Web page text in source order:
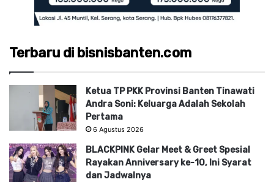
Terbaru di bisnisbanten.com
Ketua TP PKK Provinsi Banten Tinawati
Andra Soni: Keluarga Adalah Sekolah
Pertama
6 Agustus 2026
BLACKPINK Gelar Meet & Greet Spesial
Rayakan Anniversary ke-10, Ini Syarat
dan Jadwalnya